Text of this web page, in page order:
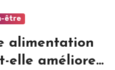
être
alimentation
elle améliorer